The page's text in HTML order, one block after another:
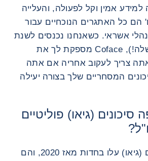
למידע אמין וקל לפעולה, והעלייה
הם כל האתגרים הנוכחיים עבור
אשראי. כשאנחנו נכנסים לשנת
2025 (וההחלטות שלה!), Coface מספקת לך את
צריך לעקוב אחריה אם אתה
המסחריים שלך בצורה יעילה
(גיאו) פוליטיים
הסיכונים הפוליטיים (גיאו) עלו בחדות מאז 2020, והם